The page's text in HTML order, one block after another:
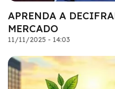
APRENDA A
MERCADO
11/11/2025 - 14:03